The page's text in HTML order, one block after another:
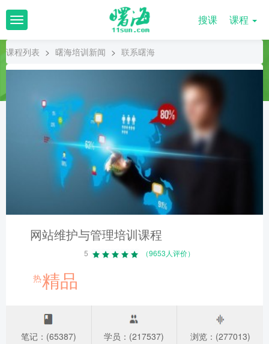
T
o
g
l
搜课 课程
课程列表 > 曙海培训新闻 > 联系曙海
网站维护与管理培训课程
5 （9653人评价）
热精品
笔记：(65387) 学员：(217537) 浏览：(277013)